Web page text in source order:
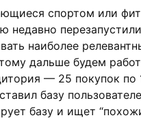
спортом или
недавно
наиболее
дальше будем
— 25 покупок по
базу
базу и ищет